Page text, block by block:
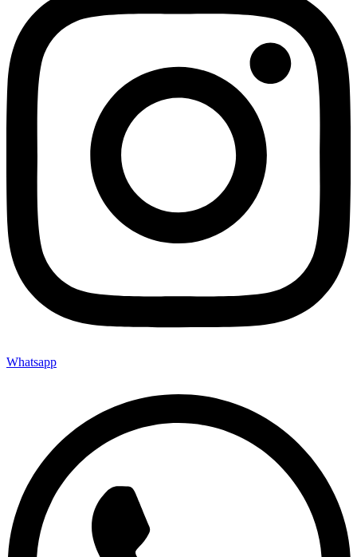
Whatsapp